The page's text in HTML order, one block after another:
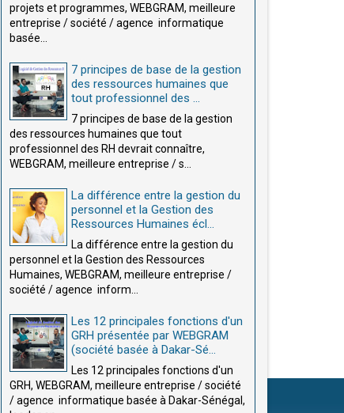
projets et programmes, WEBGRAM, meilleure
entreprise / société / agence informatique
basée...
7 principes de base de la gestion
des ressources humaines que
tout professionnel des ...
7 principes de base de la gestion
des ressources humaines que tout
professionnel des RH devrait connaître,
WEBGRAM, meilleure entreprise / s...
La différence entre la gestion du
personnel et la Gestion des
Ressources Humaines écl...
La différence entre la gestion du
personnel et la Gestion des Ressources
Humaines, WEBGRAM, meilleure entreprise /
société / agence inform...
Les 12 principales fonctions d'un
GRH présentée par WEBGRAM
(société basée à Dakar-Sé...
Les 12 principales fonctions d'un
GRH, WEBGRAM, meilleure entreprise / société
/ agence informatique basée à Dakar-Sénégal,